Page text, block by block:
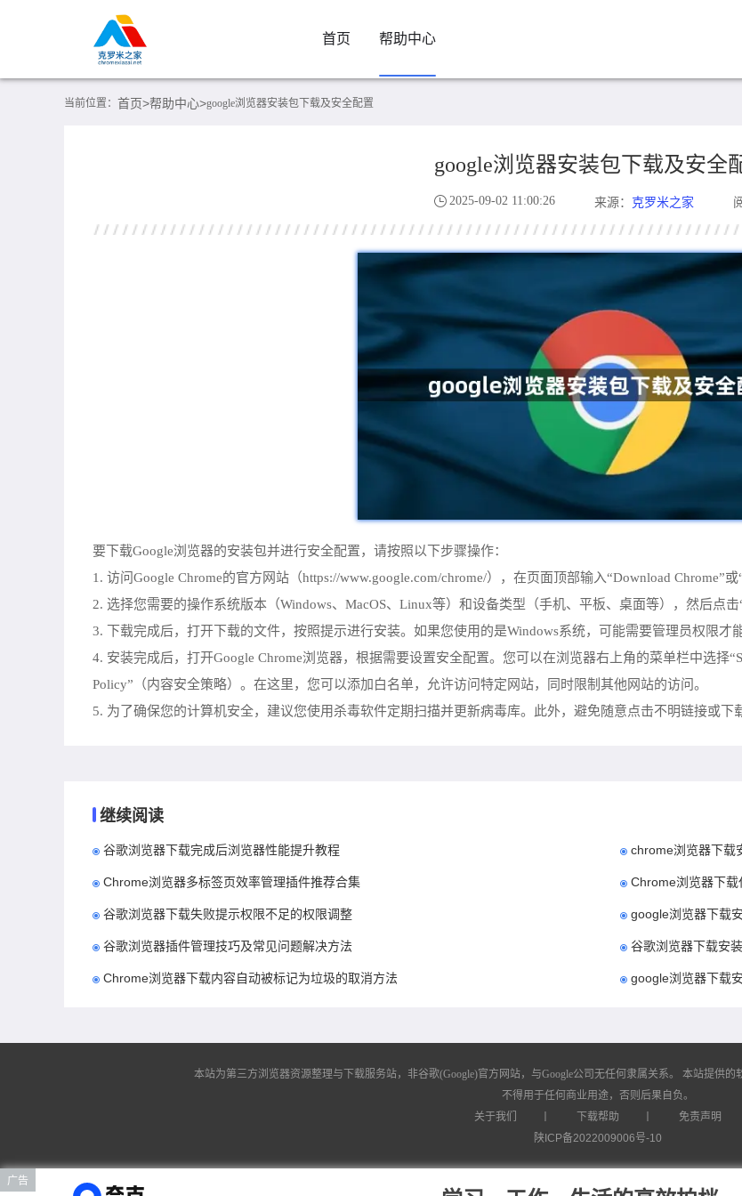
首页 帮助中心
当前位置： 首页>帮助中心>google浏览器安装包下载及安全配置
google浏览器安装包下载及安全
2025-09-02 11:00:26 来源： 克罗米之家
要下载Google浏览器的安装包并进行安全配置，请按照以下步骤操作：
1. 访问Google Chrome的官方网站（https://www.google.com/chrome/），在页面顶部输入“Download Chrome”
2. 选择您需要的操作系统版本（Windows、MacOS、Linux等）和设备类型（手机、平板、桌面等），然后点击
3. 下载完成后，打开下载的文件，按照提示进行安装。如果您使用的是Windows系统，可能需要管理员权限才
4. 安装完成后，打开Google Chrome浏览器，根据需要设置安全配置。您可以在浏览器右上角的菜单栏中选择
Policy”（内容安全策略）。在这里，您可以添加白名单，允许访问特定网站，同时限制其他网站的访问。
5. 为了确保您的计算机安全，建议您使用杀毒软件定期扫描并更新病毒库。此外，避免随意点击不明链接或下
继续阅读
谷歌浏览器下载完成后浏览器性能提升教程 chrome浏览器下载
Chrome浏览器多标签页效率管理插件推荐合集 Chrome浏览器下
谷歌浏览器下载失败提示权限不足的权限调整 google浏览器下载
谷歌浏览器插件管理技巧及常见问题解决方法 谷歌浏览器下载安
Chrome浏览器下载内容自动被标记为垃圾的取消方法 google浏览器下载
本站为第三方浏览器资源整理与下载服务站，非谷歌(Google)官方网站，与Google公司无任何隶属关系。
本站提供的
不得用于任何商业用途，否则后果自负。
关于我们
下载帮助
免责声明
陕ICP备2022009006号-10
广告